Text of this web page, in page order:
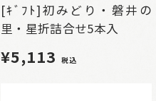
[ｷﾞﾌﾄ]初みどり・磐井の
里・星折詰合せ5本入
¥5,113 税込